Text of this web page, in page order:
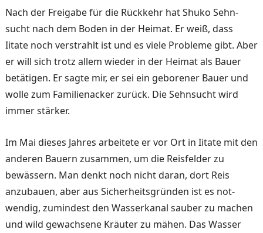
Nach der Freigabe für die Rückkehr hat Shuko Sehn­
sucht nach dem Boden in der Heimat. Er weiß, dass
Iitate noch verstrahlt ist und es viele Probleme gibt. Aber
er will sich trotz allem wieder in der Heimat als Bauer
betätigen. Er sagte mir, er sei ein geborener Bauer und
wolle zum Fami­lienacker zurück. Die Sehn­sucht wird
immer stärker.
Im Mai dieses Jahres arbeitete er vor Ort in Iitate mit den
an­deren Bauern zusammen, um die Reisfelder zu
bewässern. Man denkt noch nicht daran, dort Reis
anzubauen, aber aus Sicherheitsgründen ist es not­
wendig, zumindest den Was­serkanal sauber zu machen
und wild gewachsene Kräuter zu mähen. Das Wasser